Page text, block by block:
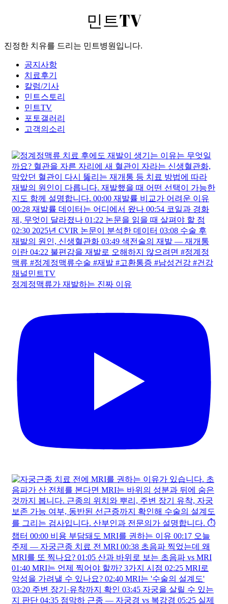
민트TV
진정한 치유를 드리는 민트병원입니다.
공지사항
치료후기
칼럼/기사
민트스토리
민트TV
포토갤러리
고객의소리
정계정맥류가 재발하는 진짜 이유
정계정맥류가 재발하는 진짜 이유